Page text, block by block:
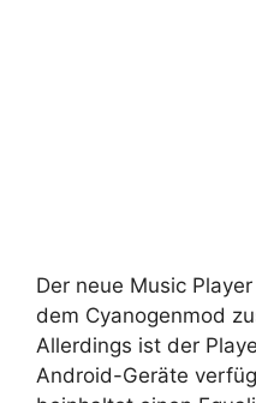
Der neue Music
dem Cyanogenmod
Allerdings ist der
Android-Geräte